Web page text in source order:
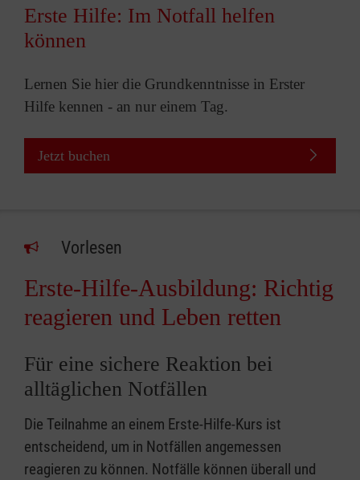
Erste Hilfe: Im Notfall helfen
können
Lernen Sie hier die Grundkenntnisse in Erster
Hilfe kennen - an nur einem Tag.
Jetzt buchen
Vorlesen
Erste-Hilfe-Ausbildung: Richtig
reagieren und Leben retten
Für eine sichere Reaktion bei
alltäglichen Notfällen
Die Teilnahme an einem Erste-Hilfe-Kurs ist
entscheidend, um in Notfällen angemessen
reagieren zu können. Notfälle können überall und